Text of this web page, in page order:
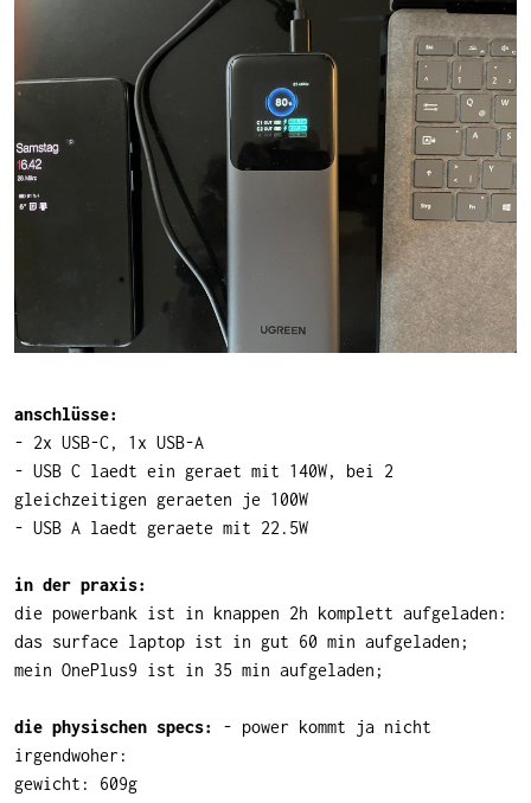
anschlüsse:
- 2x USB-C, 1x USB-A
- USB C laedt ein geraet mit 140W, bei 2
gleichzeitigen geraeten je 100W
- USB A laedt geraete mit 22.5W
in der praxis:
die powerbank ist in knappen 2h komplett aufgeladen:
das surface laptop ist in gut 60 min aufgeladen;
mein OnePlus9 ist in 35 min aufgeladen;
die physischen specs:
- power kommt ja nicht
irgendwoher:
gewicht: 609g